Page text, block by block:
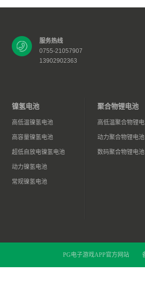
服务热线
0755-21057907
13902902363
镍氢电池
高低温镍氢电池
高容量镍氢电池
超低自放电镍氢电池
动力镍氢电池
常规镍氢电池
聚合物锂电池
高低温聚合物锂
动力聚合物锂电池
数码聚合物锂电池
PG电子游戏APP官方网站